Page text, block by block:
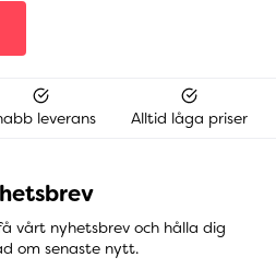
leverans Alltid låga priser
vårt nyhetsbrev och hålla dig
om senaste nytt.